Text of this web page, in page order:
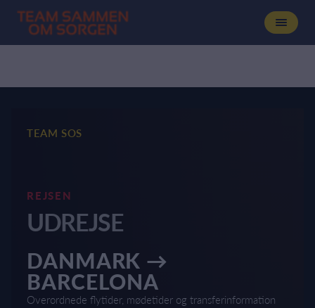
TEAM SOS
REJSEN
UDREJSE
DANMARK →
BARCELONA
Overordnede flytider, mødetider og transferinformation